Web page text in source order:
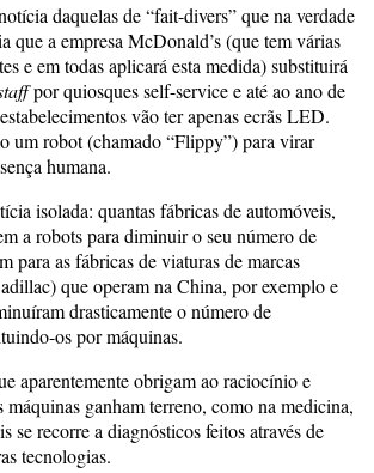
daquelas de “fait-divers” que na verdade
que a empresa McDonald’s (que tem várias
e em todas aplicará esta medida) substituirá
por quiosques self-service e até ao ano de
vão ter apenas ecrãs LED.
um robot (chamado “Flippy”) para virar
humana.
isolada: quantas fábricas de automóveis,
a robots para diminuir o seu número de
para as fábricas de viaturas de marcas
que operam na China, por exemplo e
drasticamente o número de
os por máquinas.
aparentemente obrigam ao raciocínio e
máquinas ganham terreno, como na medicina,
se recorre a diagnósticos feitos através de
tecnologias.